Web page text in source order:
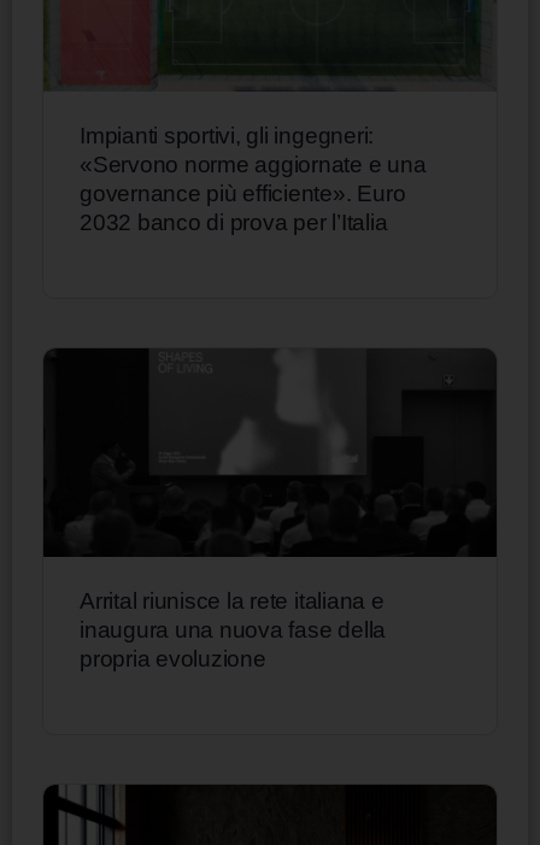
Impianti sportivi, gli ingegneri:
«Servono norme aggiornate e una
governance più efficiente». Euro
2032 banco di prova per l’Italia
Arrital riunisce la rete italiana e
inaugura una nuova fase della
propria evoluzione